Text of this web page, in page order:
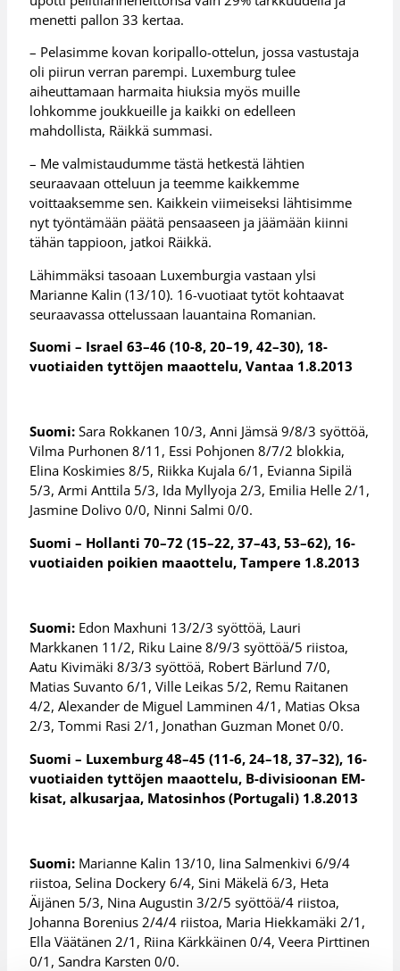
menetti pallon 33 kertaa.
– Pelasimme kovan koripallo-ottelun, jossa vastustaja
oli piirun verran parempi. Luxemburg tulee
aiheuttamaan harmaita hiuksia myös muille
lohkomme joukkueille ja kaikki on edelleen
mahdollista, Räikkä summasi.
– Me valmistaudumme tästä hetkestä lähtien
seuraavaan otteluun ja teemme kaikkemme
voittaaksemme sen. Kaikkein viimeiseksi lähtisimme
nyt työntämään päätä pensaaseen ja jäämään kiinni
tähän tappioon, jatkoi Räikkä.
Lähimmäksi tasoaan Luxemburgia vastaan ylsi
Marianne Kalin (13/10). 16-vuotiaat tytöt kohtaavat
seuraavassa ottelussaan lauantaina Romanian.
Suomi – Israel 63–46 (10-8, 20–19, 42–30), 18-
vuotiaiden tyttöjen maaottelu, Vantaa 1.8.2013
Suomi: Sara Rokkanen 10/3, Anni Jämsä 9/8/3 syöttöä,
Vilma Purhonen 8/11, Essi Pohjonen 8/7/2 blokkia,
Elina Koskimies 8/5, Riikka Kujala 6/1, Evianna Sipilä
5/3, Armi Anttila 5/3, Ida Myllyoja 2/3, Emilia Helle 2/1,
Jasmine Dolivo 0/0, Ninni Salmi 0/0.
Suomi – Hollanti 70–72 (15–22, 37–43, 53–62), 16-
vuotiaiden poikien maaottelu, Tampere 1.8.2013
Suomi: Edon Maxhuni 13/2/3 syöttöä, Lauri
Markkanen 11/2, Riku Laine 8/9/3 syöttöä/5 riistoa,
Aatu Kivimäki 8/3/3 syöttöä, Robert Bärlund 7/0,
Matias Suvanto 6/1, Ville Leikas 5/2, Remu Raitanen
4/2, Alexander de Miguel Lamminen 4/1, Matias Oksa
2/3, Tommi Rasi 2/1, Jonathan Guzman Monet 0/0.
Suomi – Luxemburg 48–45 (11-6, 24–18, 37–32), 16-
vuotiaiden tyttöjen maaottelu, B-divisioonan EM-
kisat, alkusarjaa, Matosinhos (Portugali) 1.8.2013
Suomi: Marianne Kalin 13/10, Iina Salmenkivi 6/9/4
riistoa, Selina Dockery 6/4, Sini Mäkelä 6/3, Heta
Äijänen 5/3, Nina Augustin 3/2/5 syöttöä/4 riistoa,
Johanna Borenius 2/4/4 riistoa, Maria Hiekkamäki 2/1,
Ella Väätänen 2/1, Riina Kärkkäinen 0/4, Veera Pirttinen
0/1, Sandra Karsten 0/0.